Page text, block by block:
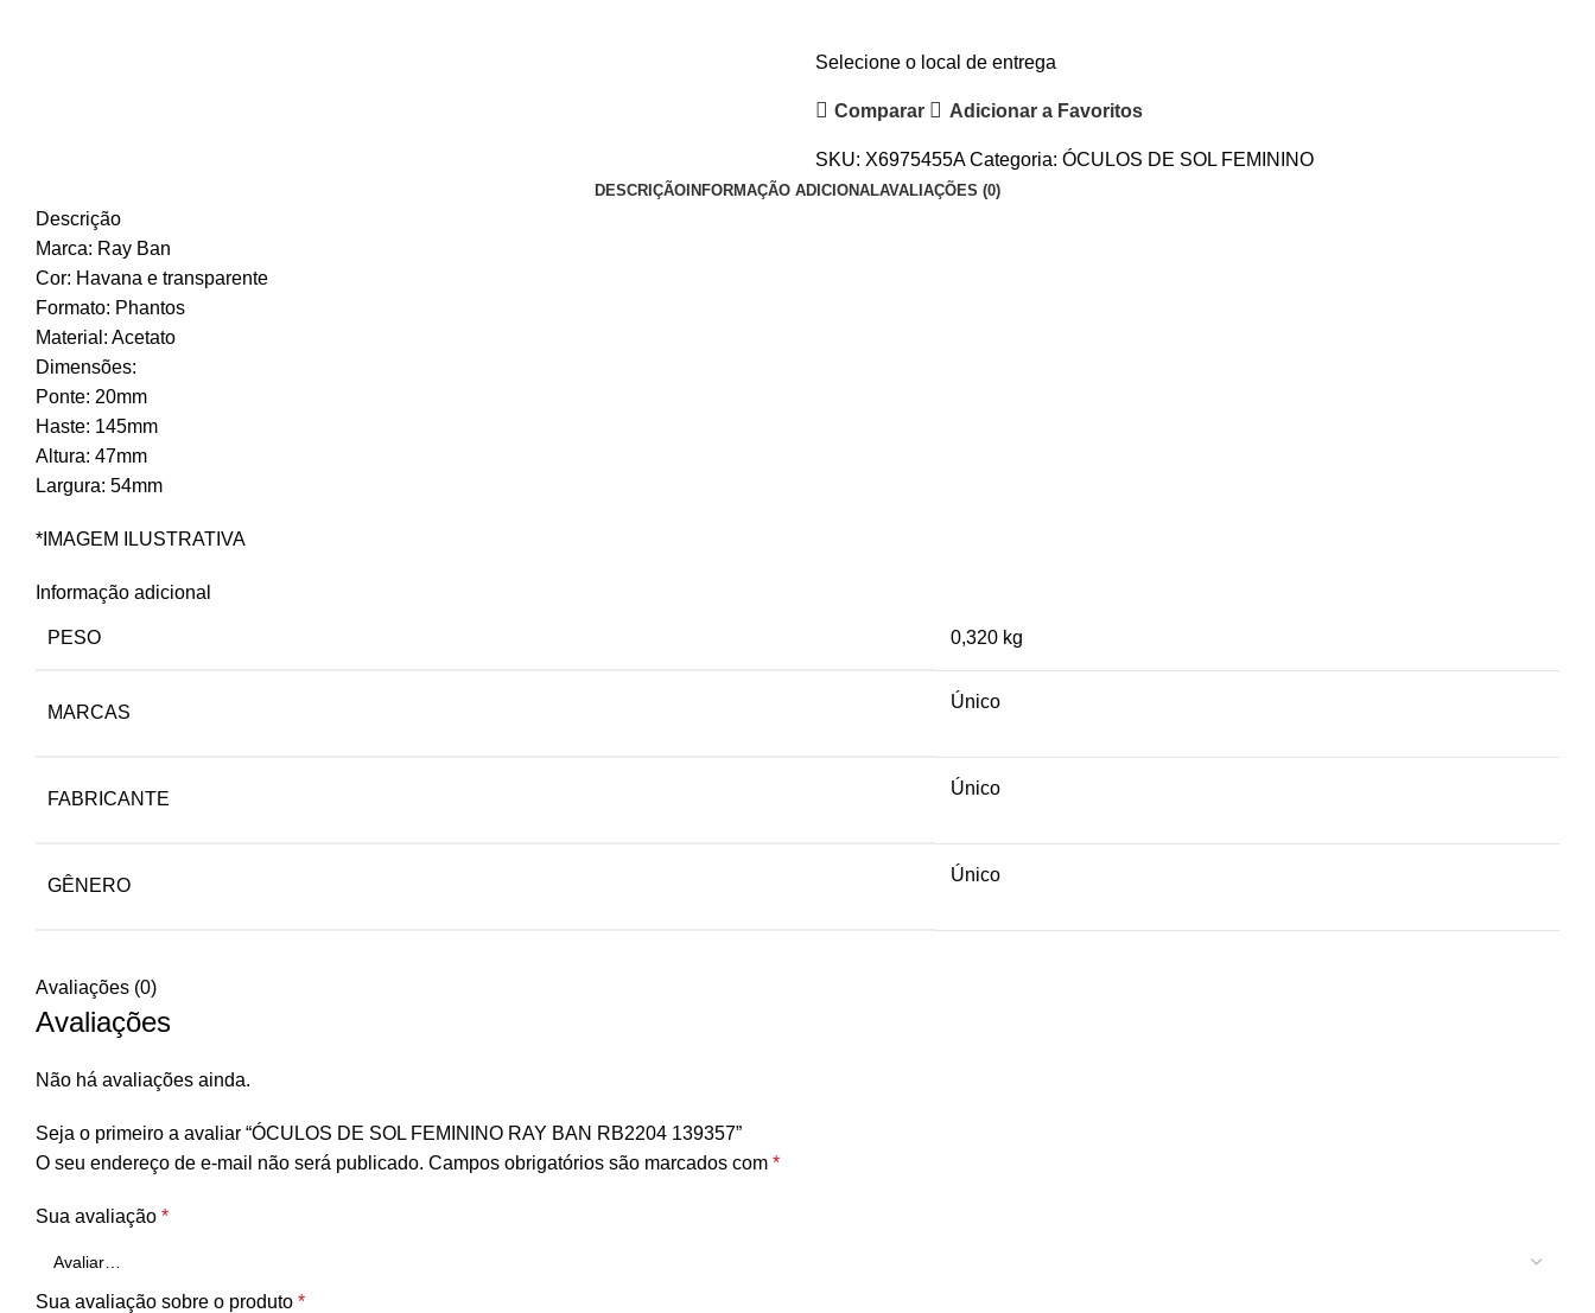
RB2204
quantidade
Selecione o local de entrega
Comparar Adicionar a Favoritos
SKU: X6975455ACategoria: ÓCULOS DE SOL FEMININO
DESCRIÇÃO INFORMAÇÃO ADICIONALAVALIAÇÕES (0)
Descrição
Marca: Ray Ban
Cor: Havana e transparente
Formato: Phantos
Material: Acetato
Dimensões:
Ponte: 20mm
Haste: 145mm
Altura: 47mm
Largura: 54mm
*IMAGEM ILUSTRATIVA
Informação adicional
PESO 0,320 kg
MARCAS
Único
FABRICANTE
Único
GÊNERO
Único
Avaliações (0)
Avaliações
Não há avaliações ainda.
Seja o primeiro a avaliar “ÓCULOS DE SOL FEMININO RAY BAN RB2204 139357”
O seu endereço de e-mail não será publicado. Campos obrigatórios são marcados com *
Sua avaliação *
Sua avaliação sobre o produto *